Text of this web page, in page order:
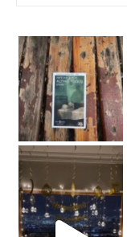
Not: Said Alp çok yardım